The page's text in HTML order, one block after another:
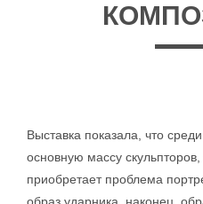
Выставка показала, что
основную массу
приобретает проблема